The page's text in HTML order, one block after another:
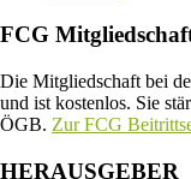
FCG
Die Mitgliedschaft bei
und ist kostenlos. Sie
ÖGB. Zur FCG
HERAUSGEBER